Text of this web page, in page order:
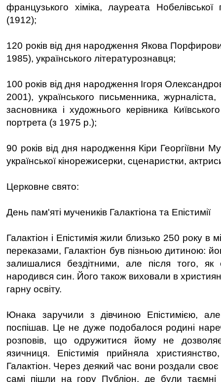
французького хіміка, лауреата Нобелівської
(1912);
120 років від дня народження Якова
1985), українського літературознавця;
100 років від дня народження Ігоря
2001), українського письменника,
засновника і художнього керівника
портрета (з 1975 р.);
90 років від дня народження Кіри Георгіївни
української кінорежисерки, сценаристки,
Церковне свято:
День пам'яті мучеників Галактіона та Епістимії
Галактіон і Епістимія жили близько 250 року в
переказами, Галактіон був пізньою дитиною:
залишалися бездітними, але після того,
народився син. Його також виховали в
гарну освіту.
Юнака заручили з дівчиною Епістимією,
поспішав. Це не дуже подобалося родині
розповів, що одружитися йому не
язичниця. Епістимія прийняла
Галактіон. Через деякий час вони роздали
самі пішли на гору Публіон, де були таємні